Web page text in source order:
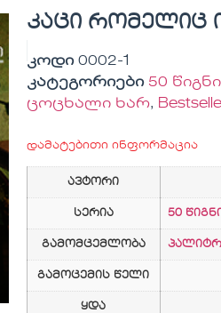
კაცი რომელიც
კოდი 0002-1
კატეგორიები 50
ცოცხალი ხარ,
დამატებითი ინფორმაცია
ავტორი
სერია 50
გამომცემლობა
გამოცემის წელი
ყდა